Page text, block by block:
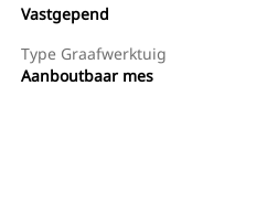
Vastgepend
Type Graafwerktuig
Aanboutbaar mes